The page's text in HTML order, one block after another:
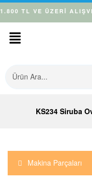
1.800 TL VE ÜZERİ
KS234 Siruba
Makina Parçaları